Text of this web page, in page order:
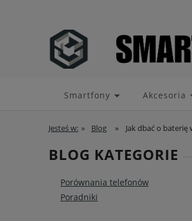
Smartfony Akcesoria
Jesteś w: » Blog » Jak dbać o
BLOG KATEGORIE
Porównania telefonów
Poradniki